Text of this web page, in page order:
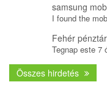
samsung
I found the
Fehér
Tegnap este 7
Összes hirdetés